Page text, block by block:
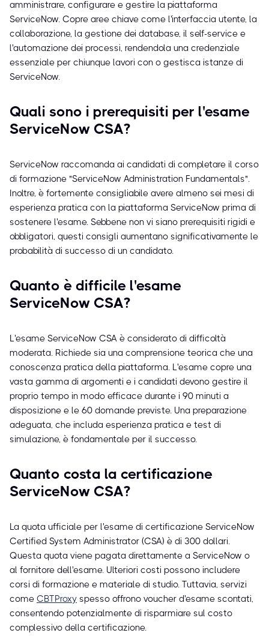
amministrare, configurare e gestire la piattaforma
ServiceNow. Copre aree chiave come l'interfaccia utente, la
collaborazione, la gestione dei database, il self-service e
l'automazione dei processi, rendendola una credenziale
essenziale per chiunque lavori con o gestisca istanze di
ServiceNow.
Quali sono i prerequisiti per l'esame
ServiceNow CSA?
ServiceNow raccomanda ai candidati di completare il corso
di formazione "ServiceNow Administration Fundamentals".
Inoltre, è fortemente consigliabile avere almeno sei mesi di
esperienza pratica con la piattaforma ServiceNow prima di
sostenere l'esame. Sebbene non vi siano prerequisiti rigidi e
obbligatori, questi consigli aumentano significativamente le
probabilità di successo di un candidato.
Quanto è difficile l'esame
ServiceNow CSA?
L'esame ServiceNow CSA è considerato di difficoltà
moderata. Richiede sia una comprensione teorica che una
conoscenza pratica della piattaforma. L'esame copre una
vasta gamma di argomenti e i candidati devono gestire il
proprio tempo in modo efficace durante i 90 minuti a
disposizione e le 60 domande previste. Una preparazione
adeguata, che includa esperienza pratica e test di
simulazione, è fondamentale per il successo.
Quanto costa la certificazione
ServiceNow CSA?
La quota ufficiale per l'esame di certificazione ServiceNow
Certified System Administrator (CSA) è di 300 dollari.
Questa quota viene pagata direttamente a ServiceNow o
al fornitore dell'esame. Ulteriori costi possono includere
corsi di formazione e materiale di studio. Tuttavia, servizi
come CBTProxy spesso offrono voucher d'esame scontati,
consentendo potenzialmente di risparmiare sul costo
complessivo della certificazione.